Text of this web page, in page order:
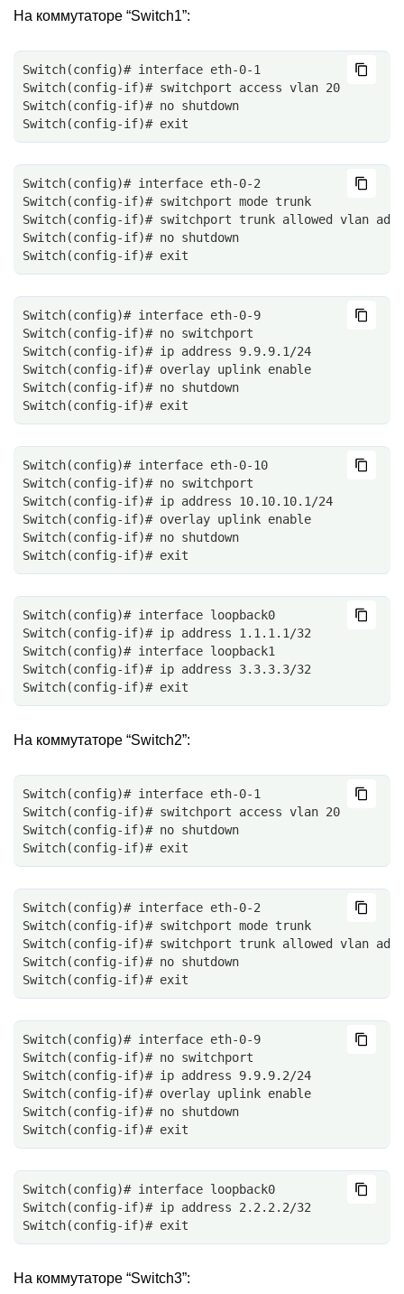
На коммутаторе “Switch1”:
Switch(config)# interface eth-0-1
Switch(config-if)# switchport access vlan 20
Switch(config-if)# no shutdown
Switch(config-if)# exit
Switch(config)# interface eth-0-2
Switch(config-if)# switchport mode trunk
Switch(config-if)# switchport trunk allowed vlan add
Switch(config-if)# no shutdown
Switch(config-if)# exit
Switch(config)# interface eth-0-9
Switch(config-if)# no switchport
Switch(config-if)# ip address 9.9.9.1/24
Switch(config-if)# overlay uplink enable
Switch(config-if)# no shutdown
Switch(config-if)# exit
Switch(config)# interface eth-0-10
Switch(config-if)# no switchport
Switch(config-if)# ip address 10.10.10.1/24
Switch(config-if)# overlay uplink enable
Switch(config-if)# no shutdown
Switch(config-if)# exit
Switch(config)# interface loopback0
Switch(config-if)# ip address 1.1.1.1/32
Switch(config)# interface loopback1
Switch(config-if)# ip address 3.3.3.3/32
Switch(config-if)# exit
На коммутаторе “Switch2”:
Switch(config)# interface eth-0-1
Switch(config-if)# switchport access vlan 20
Switch(config-if)# no shutdown
Switch(config-if)# exit
Switch(config)# interface eth-0-2
Switch(config-if)# switchport mode trunk
Switch(config-if)# switchport trunk allowed vlan add
Switch(config-if)# no shutdown
Switch(config-if)# exit
Switch(config)# interface eth-0-9
Switch(config-if)# no switchport
Switch(config-if)# ip address 9.9.9.2/24
Switch(config-if)# overlay uplink enable
Switch(config-if)# no shutdown
Switch(config-if)# exit
Switch(config)# interface loopback0
Switch(config-if)# ip address 2.2.2.2/32
Switch(config-if)# exit
На коммутаторе “Switch3”: